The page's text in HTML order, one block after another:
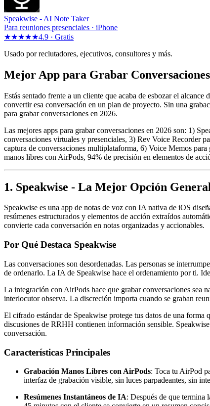
Speakwise - AI Note Taker
Para reuniones presenciales · iPhone
★★★★★4.9 · Gratis
Usado por reclutadores, ejecutivos, consultores y más.
Mejor App para Grabar
Estás sentado frente a un cliente que acaba de esbozar el
convertir esa conversación en un plan de proyecto. Sin una
para grabar conversaciones en 2026.
Las mejores apps para grabar conversaciones en 2026 son: 1)
conversaciones virtuales y presenciales, 3) Rev Voice Recorder
captura de conversaciones multiplataforma, 6) Voice Memos
manos libres con AirPods, 94% de precisión en elementos de
1. Speakwise - La Mejor Opción
Speakwise es una app de notas de voz con IA nativa de iOS
resúmenes estructurados y elementos de acción extraídos
convierte cada conversación en notas organizadas y accionables.
Por Qué Destaca Speakwise
Las conversaciones son desordenadas. Las personas se
de ordenarlo. La IA de Speakwise hace el ordenamiento por ti.
La integración con AirPods hace que grabar conversaciones sea
interlocutor observa. La discreción importa cuando se graban
El cifrado estándar de Speakwise protege tus datos de una
discusiones de RRHH contienen información sensible.
conversación.
Características Principales
Grabación Manos Libres con AirPods: Toca tu AirPod
interfaz de grabación visible, sin luces parpadeantes, sin
Resúmenes Instantáneos de IA: Después de que termina